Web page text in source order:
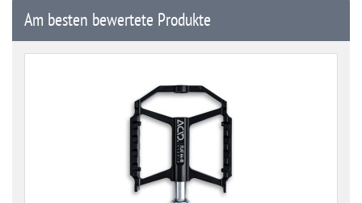
Am besten bewertete Produkte